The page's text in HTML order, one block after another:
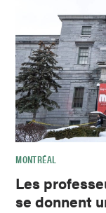
MONTRÉAL
Les
se donnent